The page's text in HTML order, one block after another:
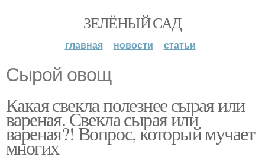
ЗЕЛЁНЫЙ САД
главная новости статьи
Сырой овощ
Какая свекла полезнее сырая или
вареная. Свекла сырая или
вареная?! Вопрос, который мучает
многих